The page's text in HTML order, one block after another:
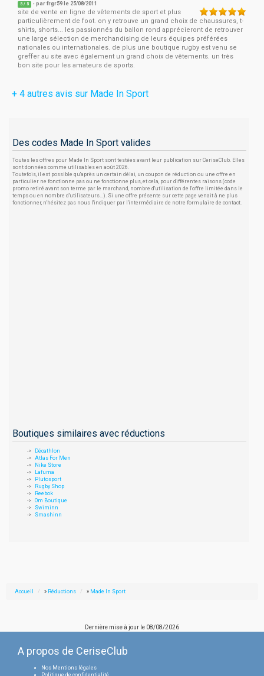
5 / 5 - parfrgr59 le 25/08/2011
site de vente en ligne de vêtements de sport et plus
particulièrement de foot. on y retrouve un grand choix de chaussures, t-
shirts, shorts... les passionnés du ballon rond apprécieront de retrouver
une large sélection de merchandising de leurs équipes préférées
nationales ou internationales. de plus une boutique rugby est venu se
greffer au site avec également un grand choix de vêtements. un très
bon site pour les amateurs de sports.
+ 4 autres avis sur Made In Sport
Des codes Made In Sport valides
Toutes les offres pour Made In Sport sont testées avant leur publication sur CeriseClub. Elles
sont données comme utilisables en août 2026.
Toutefois, il est possible qu'après un certain délai, un coupon de réduction ou une offre en
particulier ne fonctionne pas ou ne fonctionne plus, et cela, pour différentes raisons (code
promo retiré avant son terme par le marchand, nombre d'utilisation de l'offre limitée dans le
temps ou en nombre d'utilisateurs...). Si une offre présente sur cette page venait à ne plus
fonctionner, n'hésitez pas nous l'indiquer par l'intermédiaire de notre formulaire de contact.
Boutiques similaires avec réductions
Décathlon
Atlas For Men
Nike Store
Lafuma
Plutosport
Rugby Shop
Reebok
Om Boutique
Swiminn
Smashinn
Accueil » Réductions » Made In Sport
Dernière mise à jour le 08/08/2026
A propos de CeriseClub
Nos Mentions légales